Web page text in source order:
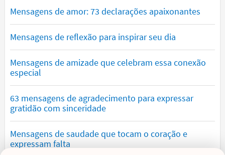
Mensagens de amor: 73 declarações apaixonantes
Mensagens de reflexão para inspirar seu dia
Mensagens de amizade que celebram essa conexão
especial
63 mensagens de agradecimento para expressar
gratidão com sinceridade
Mensagens de saudade que tocam o coração e
expressam falta